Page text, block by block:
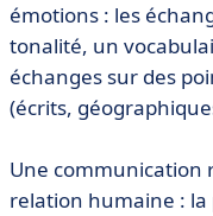
émotions : les
tonalité, un
échanges sur des
(écrits,
Une communication
relation humaine :